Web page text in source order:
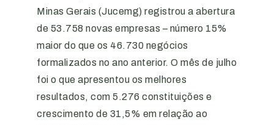
Minas Gerais (Jucemg) registrou a abertura
de 53.758 novas empresas – número 15%
maior do que os 46.730 negócios
formalizados no ano anterior. O mês de julho
foi o que apresentou os melhores
resultados, com 5.276 constituições e
crescimento de 31,5% em relação ao